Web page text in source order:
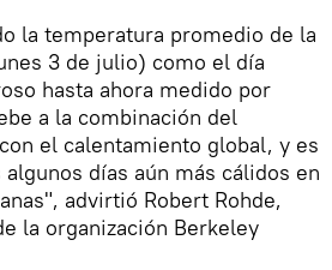
la temperatura promedio de la
3 de julio) como el día
hasta ahora medido por
a la combinación del
con el calentamiento global, y es
días aún más cálidos en
advirtió Robert Rohde,
la organización Berkeley